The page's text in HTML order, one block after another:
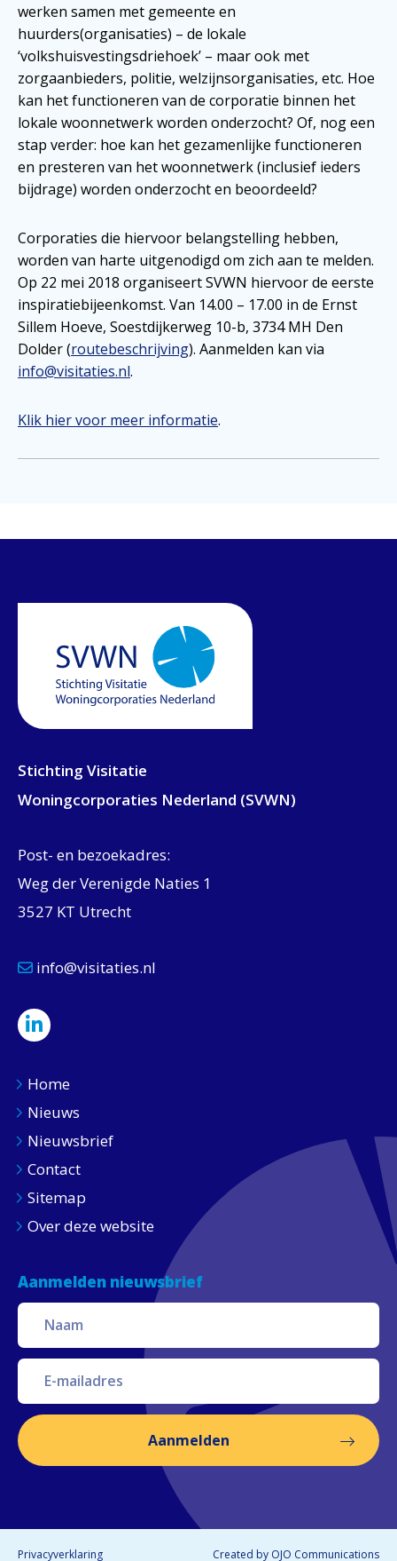
werken samen met gemeente en
huurders(organisaties) – de lokale
‘volkshuisvestingsdriehoek’ – maar ook met
zorgaanbieders, politie, welzijnsorganisaties, etc. Hoe
kan het functioneren van de corporatie binnen het
lokale woonnetwerk worden onderzocht? Of, nog een
stap verder: hoe kan het gezamenlijke functioneren
en presteren van het woonnetwerk (inclusief ieders
bijdrage) worden onderzocht en beoordeeld?
Corporaties die hiervoor belangstelling hebben,
worden van harte uitgenodigd om zich aan te melden.
Op 22 mei 2018 organiseert SVWN hiervoor de eerste
inspiratiebijeenkomst. Van 14.00 – 17.00 in de Ernst
Sillem Hoeve, Soestdijkerweg 10-b, 3734 MH Den
Dolder (routebeschrijving). Aanmelden kan via
info@visitaties.nl.
Klik hier voor meer informatie.
Stichting Visitatie
Woningcorporaties Nederland (SVWN)
Post- en bezoekadres:
Weg der Verenigde Naties 1
3527 KT Utrecht
info@visitaties.nl
Home
Nieuws
Nieuwsbrief
Contact
Sitemap
Over deze website
Aanmelden nieuwsbrief
Aanmelden
Privacyverklaring Created by OJO Communications